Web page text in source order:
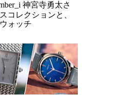
神宮寺勇太さ
コレクションと、
ォッチ